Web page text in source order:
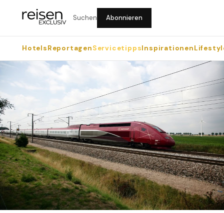
Suchen Abonnieren
HotelsReportagenServicetippsInspirationen